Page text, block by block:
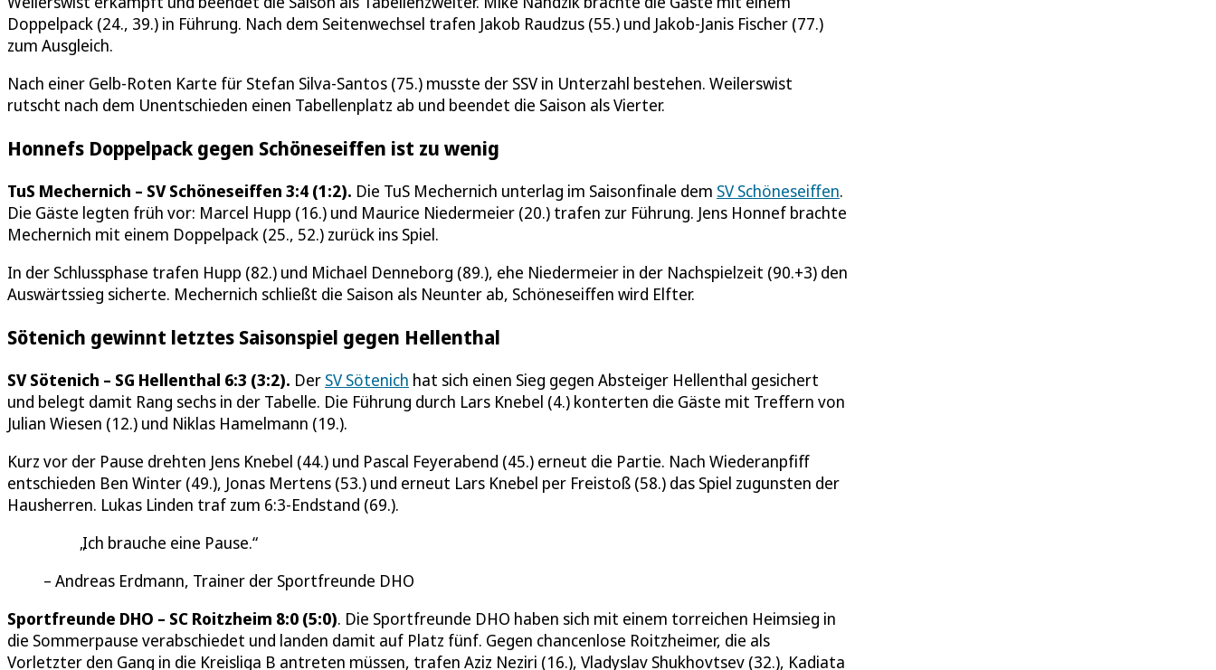
Doppelpack (24., 39.) in Führung. Nach dem Seitenwechsel trafen Jakob Raudzus (55.) und Jakob-Janis Fischer (77.)
zum Ausgleich.
Nach einer Gelb-Roten Karte für Stefan Silva-Santos (75.) musste der SSV in Unterzahl bestehen. Weilerswist
rutscht nach dem Unentschieden einen Tabellenplatz ab und beendet die Saison als Vierter.
Honnefs Doppelpack gegen Schöneseiffen ist zu wenig
TuS Mechernich – SV Schöneseiffen 3:4 (1:2). Die TuS Mechernich unterlag im Saisonfinale dem SV Schöneseiffen.
Die Gäste legten früh vor: Marcel Hupp (16.) und Maurice Niedermeier (20.) trafen zur Führung. Jens Honnef brachte
Mechernich mit einem Doppelpack (25., 52.) zurück ins Spiel.
In der Schlussphase trafen Hupp (82.) und Michael Denneborg (89.), ehe Niedermeier in der Nachspielzeit (90.+3) den
Auswärtssieg sicherte. Mechernich schließt die Saison als Neunter ab, Schöneseiffen wird Elfter.
Sötenich gewinnt letztes Saisonspiel gegen Hellenthal
SV Sötenich – SG Hellenthal 6:3 (3:2). Der SV Sötenich hat sich einen Sieg gegen Absteiger Hellenthal gesichert
und belegt damit Rang sechs in der Tabelle. Die Führung durch Lars Knebel (4.) konterten die Gäste mit Treffern von
Julian Wiesen (12.) und Niklas Hamelmann (19.).
Kurz vor der Pause drehten Jens Knebel (44.) und Pascal Feyerabend (45.) erneut die Partie. Nach Wiederanpfiff
entschieden Ben Winter (49.), Jonas Mertens (53.) und erneut Lars Knebel per Freistoß (58.) das Spiel zugunsten der
Hausherren. Lukas Linden traf zum 6:3-Endstand (69.).
Ich brauche eine Pause.
Andreas Erdmann, Trainer der Sportfreunde DHO
Sportfreunde DHO – SC Roitzheim 8:0 (5:0). Die Sportfreunde DHO haben sich mit einem torreichen Heimsieg in
die Sommerpause verabschiedet und landen damit auf Platz fünf. Gegen chancenlose Roitzheimer, die als
Vorletzter den Gang in die Kreisliga B antreten müssen, trafen Aziz Neziri (16.), Vladyslav Shukhovtsev (32.), Kadiata